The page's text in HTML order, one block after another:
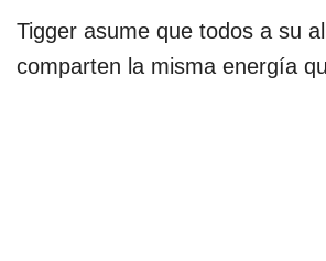
Tigger asume que todos a su
comparten la misma energía